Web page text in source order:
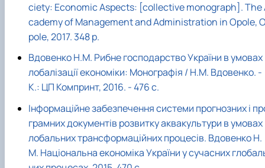
ciety: Economic Aspects: [collective monograph]. The
cademy of Management and Administration in Opole,
pole, 2017. 348 р.
Вдовенко Н.М. Рибне господарство України в умовах
лобалізації економіки: Монографія / Н.М. Вдовенко. -
К.: ЦП Компринт, 2016. - 476 с.
Інформаційне забезпечення системи прогнозних і
грамних документів розвитку аквакультури в умовах
лобальних трансформаційних процесів. Вдовенко Н.
М. Національна економіка України у сучасних